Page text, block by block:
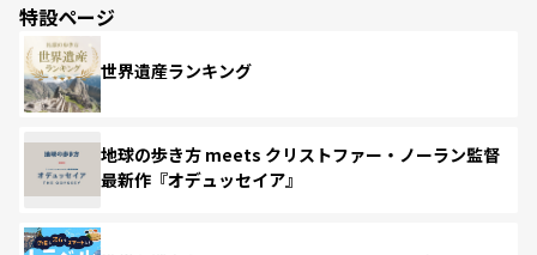
特設ページ
世界遺産ランキング
地球の歩き方 meets クリストファー・ノーラン監督
最新作『オデュッセイア』